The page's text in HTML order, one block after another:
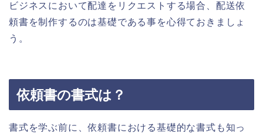
ビジネスにおいて配達をリクエストする場合、配送依
頼書を制作するのは基礎である事を心得ておきましょ
う。
依頼書の書式は？
書式を学ぶ前に、依頼書における基礎的な書式も知っ